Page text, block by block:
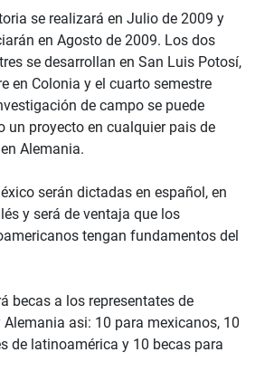
se realizará en Julio de 2009 y
en Agosto de 2009. Los dos
se desarrollan en San Luis Potosí,
en Colonia y el cuarto semestre
de campo se puede
un proyecto en cualquier pais de
Alemania.
serán dictadas en español, en
y será de ventaja que los
tengan fundamentos del
becas a los representates de
asi: 10 para mexicanos, 10
de latinoamérica y 10 becas para